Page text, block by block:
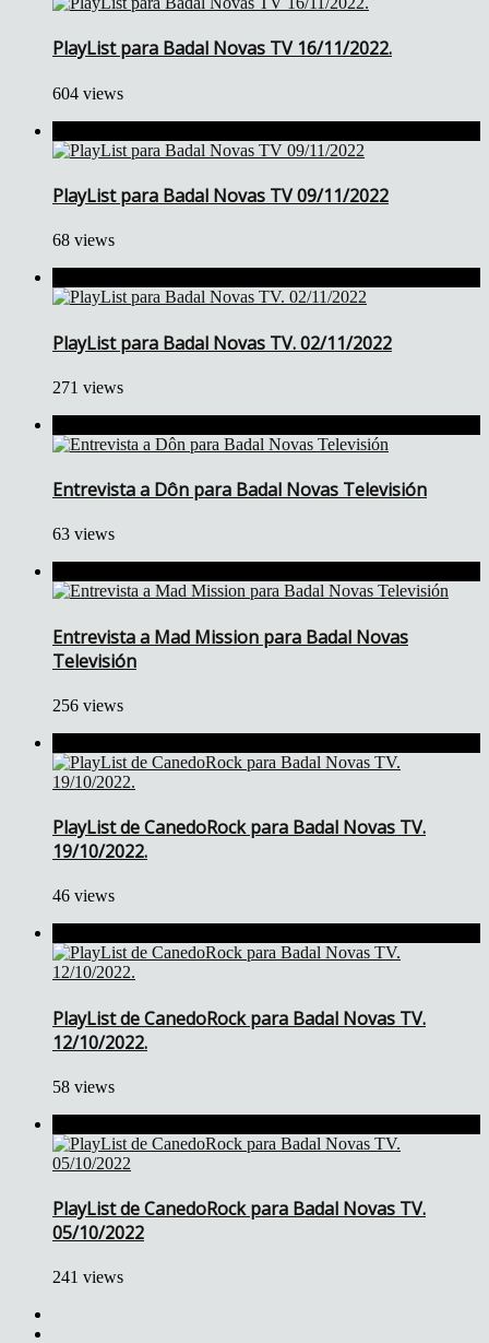
PlayList para Badal Novas TV 16/11/2022.
604 views
PlayList para Badal Novas TV 09/11/2022
68 views
PlayList para Badal Novas TV. 02/11/2022
271 views
Entrevista a Dôn para Badal Novas Televisión
63 views
Entrevista a Mad Mission para Badal Novas
Televisión
256 views
PlayList de CanedoRock para Badal Novas TV.
19/10/2022.
46 views
PlayList de CanedoRock para Badal Novas TV.
12/10/2022.
58 views
PlayList de CanedoRock para Badal Novas TV.
05/10/2022
241 views